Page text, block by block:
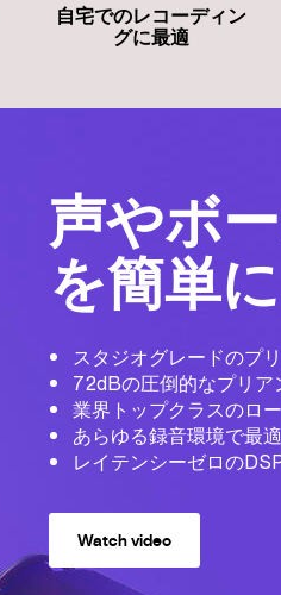
自宅でのレコーディン
グに最適
声やボ
を簡単に
スタジオグレードのプ
72dBの圧倒的なプリ
業界トップクラスのロ
あらゆる録音環境で最
レイテンシーゼロの
Watch video